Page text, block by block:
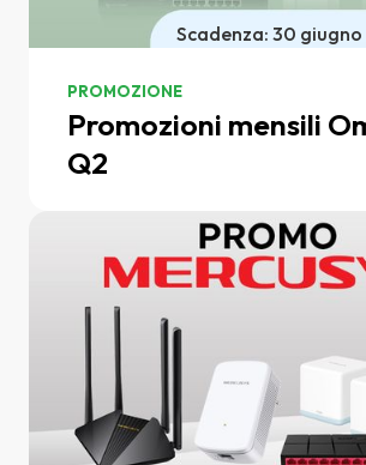
Scadenza: 30
PROMOZIONE
Promozioni mensili
Q2